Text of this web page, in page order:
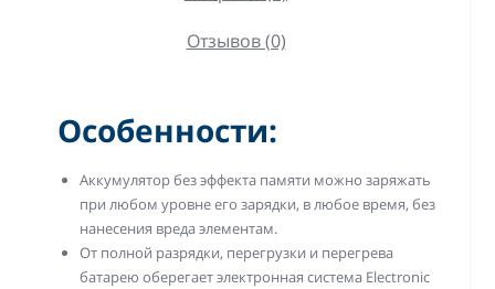
Отзывов (0)
Особенности:
Аккумулятор без эффекта памяти можно заряжать
при любом уровне его зарядки, в любое время, без
нанесения вреда элементам.
От полной разрядки, перегрузки и перегрева
батарею оберегает электронная система Electronic